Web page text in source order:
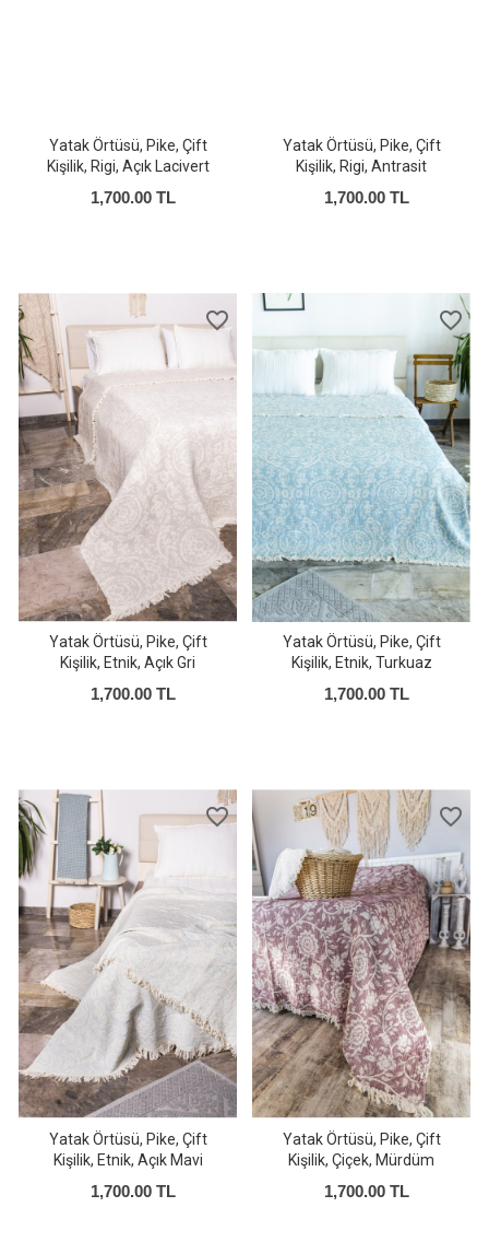
Yatak Örtüsü, Pike, Çift
Kişilik, Rigi, Açık Lacivert
1,700.00 TL
Yatak Örtüsü, Pike, Çift
Kişilik, Rigi, Antrasit
1,700.00 TL
favorite_border
Yatak Örtüsü, Pike, Çift
Kişilik, Etnik, Açık Gri
1,700.00 TL
favorite_border
Yatak Örtüsü, Pike, Çift
Kişilik, Etnik, Turkuaz
1,700.00 TL
favorite_border
Yatak Örtüsü, Pike, Çift
Kişilik, Etnik, Açık Mavi
1,700.00 TL
favorite_border
Yatak Örtüsü, Pike, Çift
Kişilik, Çiçek, Mürdüm
1,700.00 TL